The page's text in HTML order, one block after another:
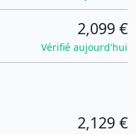
2,099 €
Vérifié aujourd'hui
2,129 €